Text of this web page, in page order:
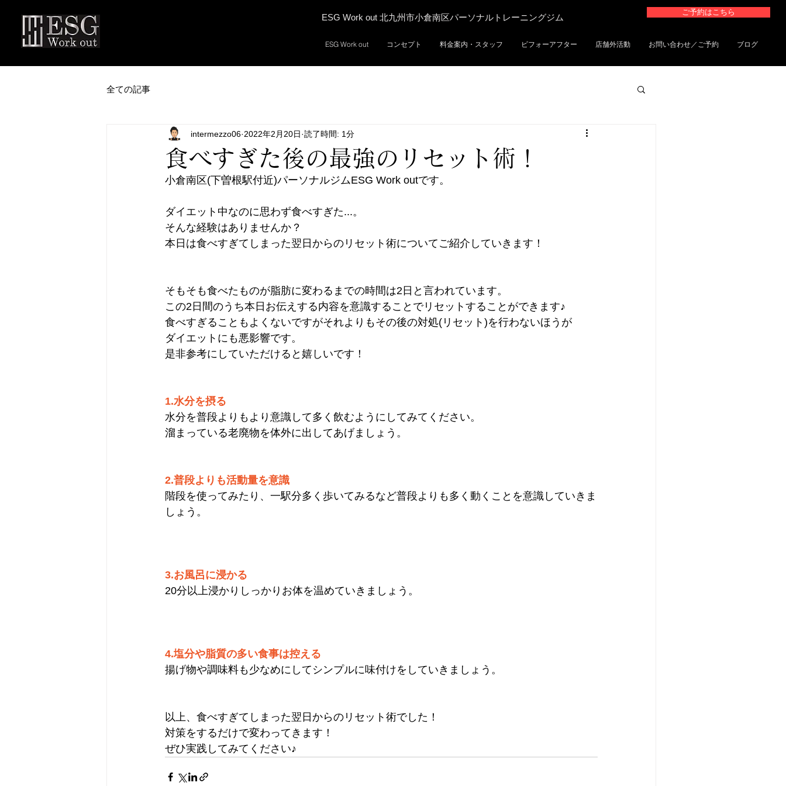
ESG Work out 北九州市小倉南区パーソナルトレーニングジム
ご予約はこちら
ESG Work out コンセプト 料金案内・スタッフ ビフォーアフター 店舗外活動 お問い合わせ／ご予約 ブログ
全ての記事
食べすぎた後の最強のリセット術！
intermezzo06 2022年2月20日 読了時間: 1分
小倉南区(下曽根駅付近)パーソナルジムESG Work outです。
ダイエット中なのに思わず食べすぎた...。
そんな経験はありませんか？
本日は食べすぎてしまった翌日からのリセット術についてご紹介していきます！
そもそも食べたものが脂肪に変わるまでの時間は2日と言われています。
この2日間のうち本日お伝えする内容を意識することでリセットすることができます♪
食べすぎることもよくないですがそれよりもその後の対処(リセット)を行わないほうが
ダイエットにも悪影響です。
是非参考にしていただけると嬉しいです！
1.水分を摂る
水分を普段よりもより意識して多く飲むようにしてみてください。
溜まっている老廃物を体外に出してあげましょう。
2.普段よりも活動量を意識
階段を使ってみたり、一駅分多く歩いてみるなど普段よりも多く動くことを意識していきま
しょう。
3.お風呂に浸かる
20分以上浸かりしっかりお体を温めていきましょう。
4.塩分や脂質の多い食事は控える
揚げ物や調味料も少なめにしてシンプルに味付けをしていきましょう。
以上、食べすぎてしまった翌日からのリセット術でした！
対策をするだけで変わってきます！
ぜひ実践してみてください♪